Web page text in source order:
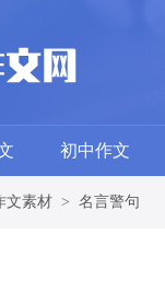
初中作文
文素材 > 名言警句